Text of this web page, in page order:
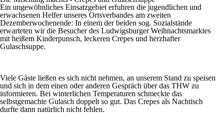
Ein ungewöhnliches Einsatzgebiet erfuhren die jugendlichen und
erwachsenen Helfer unseres Ortsverbandes am zweiten
Dezemberwochenende: In einem der beiden sog. Sozialstände
erwarteten wir die Besucher des Ludwigsburger Weihnachtsmarktes
mit heißem Kinderpunsch, leckeren Crepes und herzhafter
Gulaschsuppe.
Viele Gäste ließen es sich nicht nehmen, an unserem Stand zu speisen
und sich in dem einen oder anderen Gespräch über das THW zu
informieren. Bei winterlichen Temperaturen schmeckte das
selbstgemachte Gulasch doppelt so gut. Das Crepes als Nachtisch
durfte dann natürlich nicht fehlen.